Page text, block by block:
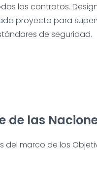
los contratos.
proyecto para
de seguridad.
de las
marco de los